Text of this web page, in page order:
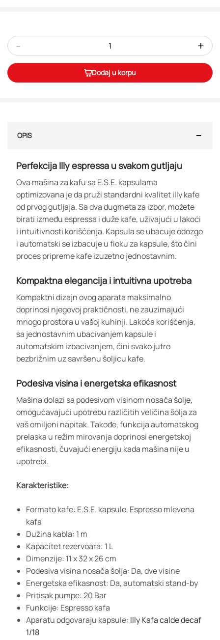
- +
Dodaj u korpu
OPIS
Perfekcija Illy espressa u svakom gutljaju
Ova mašina za kafu sa E.S.E. kapsulama
optimizovana je da pruži standardni kvalitet illy kafe
od prvog gutljaja. Sa dva dugmeta za izbor, možete
birati između espressa i duže kafe, uživajući u lakoći
i intuitivnosti korišćenja. Kapsula se ubacuje odozgo
i automatski se izbacuje u fioku za kapsule, što čini
proces pripreme kafe izuzetno jednostavnim.
Kompaktna elegancija i intuitivna upotreba
Kompaktni dizajn ovog aparata maksimalno
doprinosi njegovoj praktičnosti, ne zauzimajući
mnogo prostora u vašoj kuhinji. Lakoća korišćenja,
sa jednostavnim ubacivanjem kapsule i
automatskim izbacivanjem, čini svako jutro
bezbrižnim uz savršenu šoljicu kafe.
Podesiva visina i energetska efikasnost
Mašina dolazi sa podesivom visinom nosača šolje,
omogućavajući upotrebu različitih veličina šolja za
vaš omiljeni napitak. Takođe, funkcija automatskog
prelaska u režim mirovanja doprinosi energetskoj
efikasnosti, čuvajući energiju kada mašina nije u
upotrebi.
Karakteristike:
Formato kafe: E.S.E. kapsule, Espresso mlevena
kafa
Dužina kabla: 1 m
Kapacitet rezervoara: 1 L
Dimenzije: 11 x 32 x 26 cm
Podesiva visina nosača šolja: Da, dve visine
Energetska efikasnost: Da, automatski stand-by
Pritisak pumpe: 20 Bar
Funkcije: Espresso kafa
Aparatu odgovaraju kapsule: Illy Kafa calde decaf
1/18